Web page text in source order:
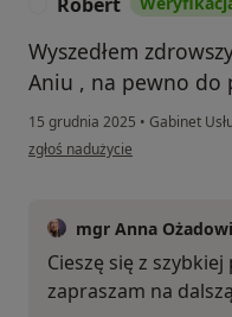
Wyszedłem
Aniu , na pewno do
15 grudnia 2025 • Gabinet
w opinii użytkownika Robert
zgłoś nadużycie
mgr Anna
Cieszę się z
zapraszam na